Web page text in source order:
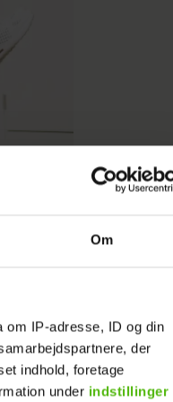
Om
IP-adresse, ID og din
der
indhold, foretage
under indstillinger